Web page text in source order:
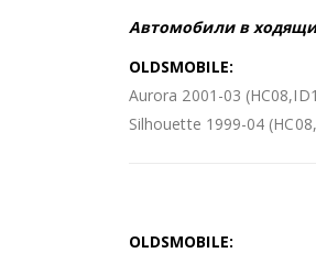
Автомобили в
OLDSMOBILE:
Aurora 2001-03
Silhouette 1999-04
OLDSMOBILE: